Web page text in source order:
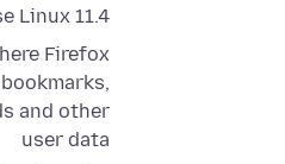
Linux 11.4
Firefox
and other
user data